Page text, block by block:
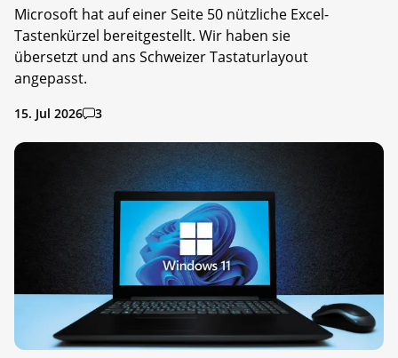
Microsoft hat auf einer Seite 50 nützliche Excel-
Tastenkürzel bereitgestellt. Wir haben sie
übersetzt und ans Schweizer Tastaturlayout
angepasst.
15. Jul 2026 3